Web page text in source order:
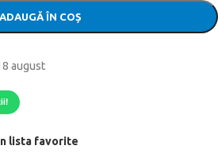
ADAUGĂ ÎN COȘ
august
lista favorite